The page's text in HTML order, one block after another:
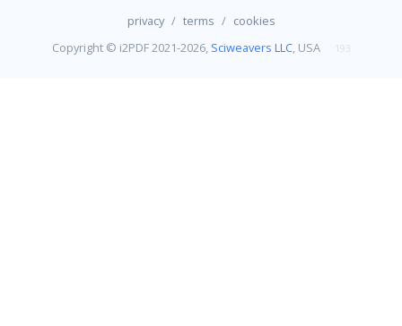
privacy / terms / cookies
Copyright © i2PDF 2021-2026, Sciweavers LLC, USA 193